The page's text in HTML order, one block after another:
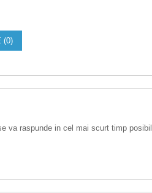
(0)
va raspunde in cel mai scurt timp posibil.